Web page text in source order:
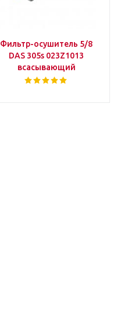
Фильтр-осушитель 5/8
DAS 305s 023Z1013
всасывающий